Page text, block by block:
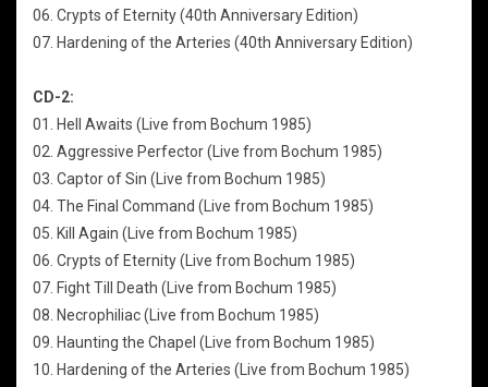
06. Crypts of Eternity (40th Anniversary Edition)
07. Hardening of the Arteries (40th Anniversary Edition)
CD-2:
01. Hell Awaits (Live from Bochum 1985)
02. Aggressive Perfector (Live from Bochum 1985)
03. Captor of Sin (Live from Bochum 1985)
04. The Final Command (Live from Bochum 1985)
05. Kill Again (Live from Bochum 1985)
06. Crypts of Eternity (Live from Bochum 1985)
07. Fight Till Death (Live from Bochum 1985)
08. Necrophiliac (Live from Bochum 1985)
09. Haunting the Chapel (Live from Bochum 1985)
10. Hardening of the Arteries (Live from Bochum 1985)